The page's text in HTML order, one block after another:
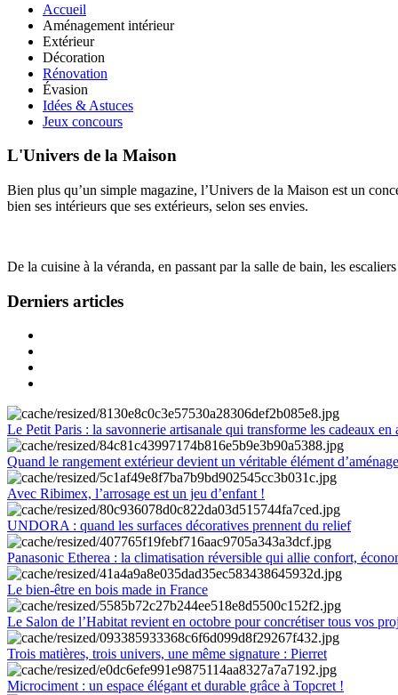
Accueil
Aménagement intérieur
Extérieur
Décoration
Rénovation
Évasion
Idées & Astuces
Jeux concours
L'Univers de la Maison
Bien plus qu’un simple magazine, l’Univers de la Maison est un
bien ses intérieurs que ses extérieurs, selon ses envies.
De la cuisine à la véranda, en passant par la salle de bain, les
Derniers articles
Le Petit Paris : la savonnerie artisanale qui transforme les cadeaux en
Quand le rangement extérieur devient un véritable élément
Avec Ribimex, l’arrosage est un jeu d’enfant !
UNDORA : quand les surfaces décoratives prennent du relief
Panasonic Etherea : la climatisation réversible qui allie confort,
Le bien-être en bois made in France
Le Salon de l’Habitat revient en octobre pour concrétiser tous vos
Trois matières, trois univers, une même signature : Pierret
Microciment : un espace élégant et durable grâce à Topcret !